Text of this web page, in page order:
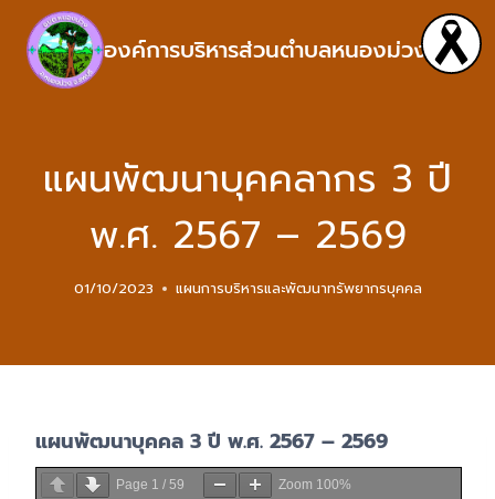
องค์การบริหารส่วนตำบลหนองม่วง
แผนพัฒนาบุคคลากร 3 ปี
พ.ศ. 2567 – 2569
01/10/2023 แผนการบริหารและพัฒนาทรัพยากรบุคคล
แผนพัฒนาบุคคล 3 ปี พ.ศ. 2567 – 2569
Page 1 / 59 Zoom 100%